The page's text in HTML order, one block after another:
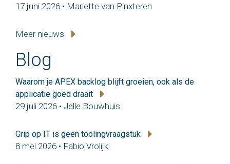
17 juni 2026 • Mariette van Pinxteren
Meer nieuws
Blog
Waarom je APEX backlog blijft groeien, ook als de
applicatie goed draait
29 juli 2026 • Jelle Bouwhuis
Grip op IT is geen toolingvraagstuk
8 mei 2026 • Fabio Vrolijk